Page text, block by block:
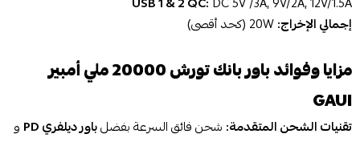
إجمالي الإخراج:
مزايا وفوائد باور بانك تورش 20000 ملي أمبير
GAUI
تقنيات الشحن المتقدمة: شحن فائق السرعة بفضلباور ديلفري PD
و